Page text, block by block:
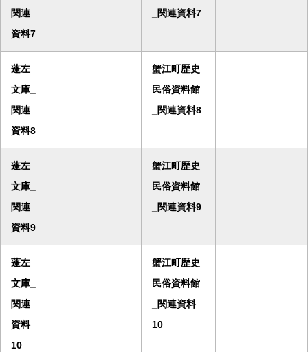
関連
資料7
_関連資料7
蓬左
文庫_
関連
資料8
蟹江町歴史
民俗資料館
_関連資料8
蓬左
文庫_
関連
資料9
蟹江町歴史
民俗資料館
_関連資料9
蓬左
文庫_
関連
資料
10
蟹江町歴史
民俗資料館
_関連資料
10